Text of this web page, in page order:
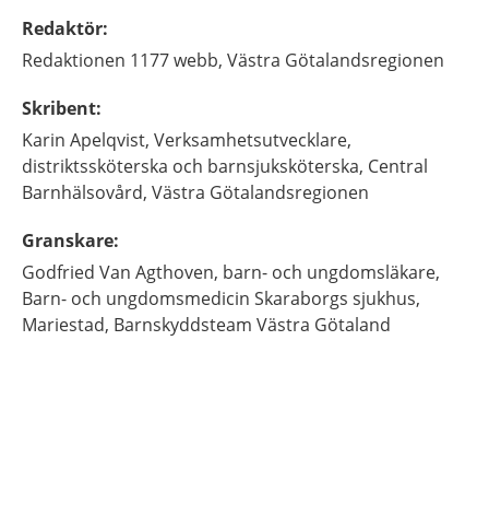
Redaktör:
Redaktionen 1177 webb, Västra Götalandsregionen
Skribent:
Karin Apelqvist, Verksamhetsutvecklare,
distriktssköterska och barnsjuksköterska, Central
Barnhälsovård, Västra Götalandsregionen
Granskare:
Godfried Van Agthoven, barn- och ungdomsläkare,
Barn- och ungdomsmedicin Skaraborgs sjukhus,
Mariestad, Barnskyddsteam Västra Götaland